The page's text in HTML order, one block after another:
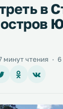
в
минут чтения · 6